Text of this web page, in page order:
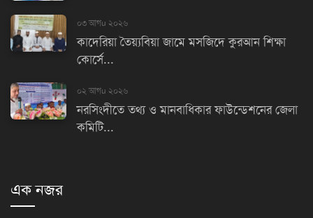
০৩ আগu ২০২৬
কাদেরিয়া তৈয়্যবিয়া জামে মসজিদে কুরআন শিক্ষা
কোর্সে...
০২ আগu ২০২৬
নরসিংদীতে তথ্য ও মানবাধিকার ফাউন্ডেশনের জেলা
কমিটি...
এক নজর